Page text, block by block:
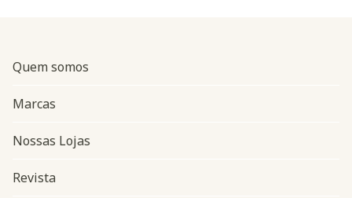
Quem somos
Marcas
Nossas Lojas
Revista